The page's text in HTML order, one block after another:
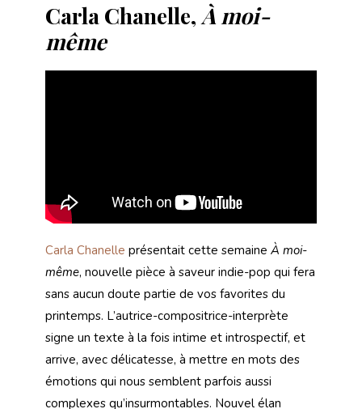
Carla Chanelle,À moi-
même
Carla Chanelle présentait cette semaine À moi-
même, nouvelle pièce à saveur indie-pop qui fera
sans aucun doute partie de vos favorites du
printemps. L’autrice-compositrice-interprète
signe un texte à la fois intime et introspectif, et
arrive, avec délicatesse, à mettre en mots des
émotions qui nous semblent parfois aussi
complexes qu’insurmontables. Nouvel élan